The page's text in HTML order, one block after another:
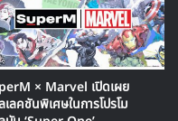
#PRUxSuperM ให้
ะปล่อยออกมาในวันนี้ให้
SuperM และ
× Marvel เปิดเผย
ลคชันพิเศษในการโปรโม